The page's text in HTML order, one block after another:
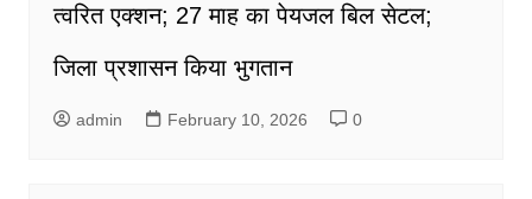
त्वरित एक्शन; 27 माह का पेयजल बिल सेटल;
जिला प्रशासन किया भुगतान
admin February 10, 2026 0